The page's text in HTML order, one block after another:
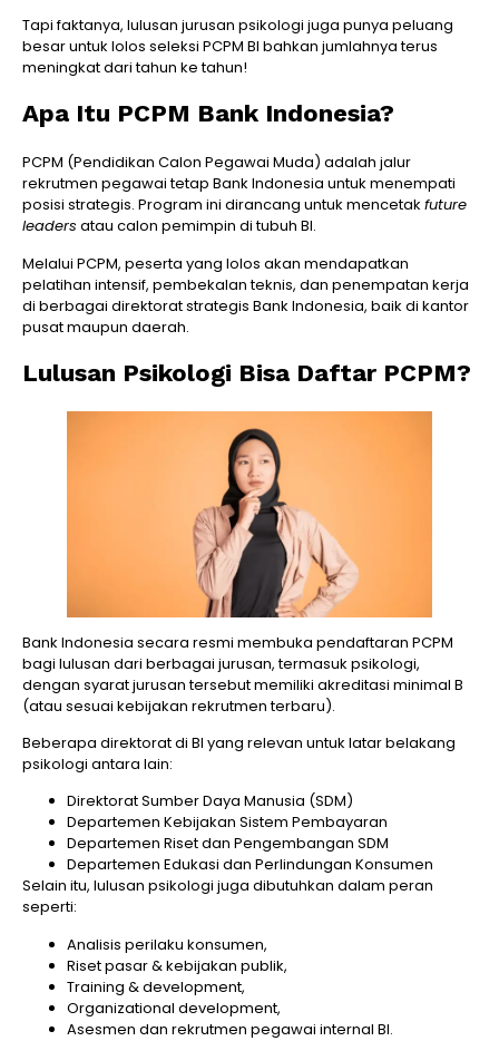
Tapi faktanya, lulusan jurusan psikologi juga punya peluang
besar untuk lolos seleksi PCPM BI bahkan jumlahnya terus
meningkat dari tahun ke tahun!
Apa Itu PCPM Bank Indonesia?
PCPM (Pendidikan Calon Pegawai Muda) adalah jalur
rekrutmen pegawai tetap Bank Indonesia untuk menempati
posisi strategis. Program ini dirancang untuk mencetak future
leaders atau calon pemimpin di tubuh BI.
Melalui PCPM, peserta yang lolos akan mendapatkan
pelatihan intensif, pembekalan teknis, dan penempatan kerja
di berbagai direktorat strategis Bank Indonesia, baik di kantor
pusat maupun daerah.
Lulusan Psikologi Bisa Daftar PCPM?
Bank Indonesia secara resmi membuka pendaftaran PCPM
bagi lulusan dari berbagai jurusan, termasuk psikologi,
dengan syarat jurusan tersebut memiliki akreditasi minimal B
(atau sesuai kebijakan rekrutmen terbaru).
Beberapa direktorat di BI yang relevan untuk latar belakang
psikologi antara lain:
Direktorat Sumber Daya Manusia (SDM)
Departemen Kebijakan Sistem Pembayaran
Departemen Riset dan Pengembangan SDM
Departemen Edukasi dan Perlindungan Konsumen
Selain itu, lulusan psikologi juga dibutuhkan dalam peran
seperti:
Analisis perilaku konsumen,
Riset pasar & kebijakan publik,
Training & development,
Organizational development,
Asesmen dan rekrutmen pegawai internal BI.